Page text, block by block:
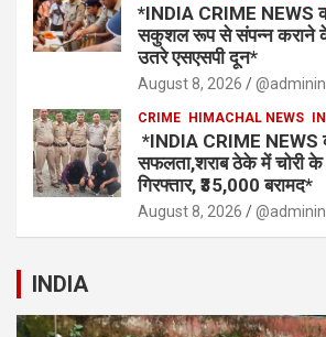
*INDIA CRIME NEWS
सकुशल रूप से संपन्न कराने
उतरे एसएसपी दून*
August 8, 2026
CRIME HIMACHAL NEWS
*INDIA CRIME NEWS
सफलता,शराब ठेके में चोरी के
गिरफ्तार, ₹35,000 बरामद*
August 8, 2026
INDIA